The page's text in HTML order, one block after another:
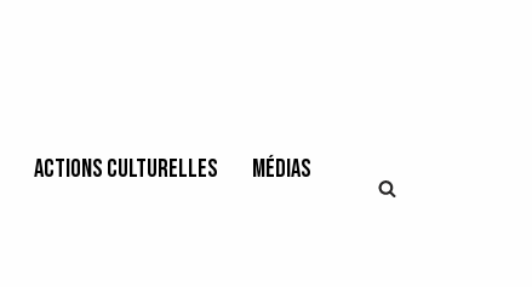
Actions culturelles
Médias